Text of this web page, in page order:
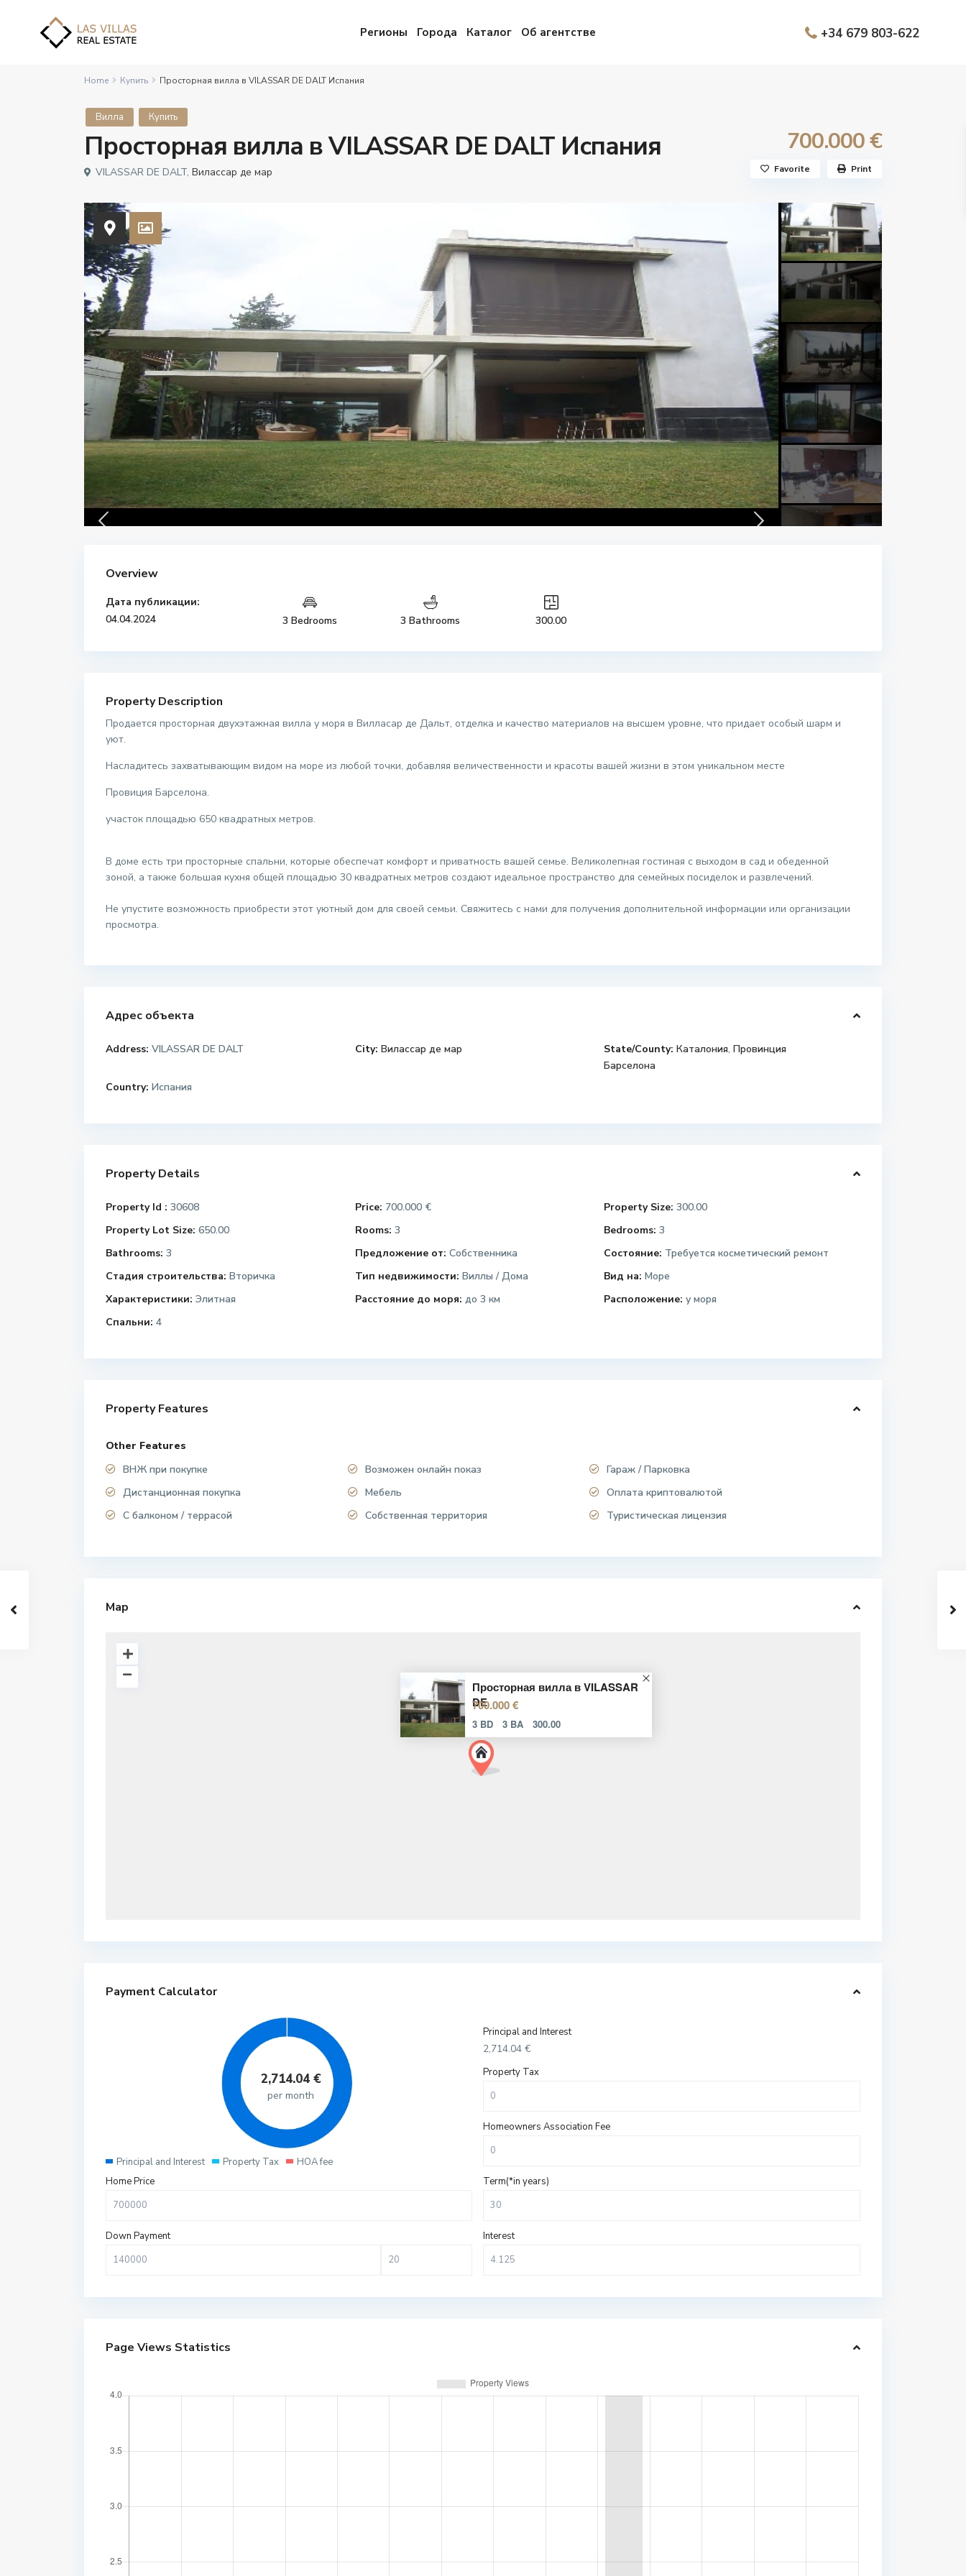
Регионы Города Каталог Об агентстве +34 679 803-622
Home Купить Просторная вилла в VILASSAR DE DALT Испания
Вилла Купить
Просторная вилла в VILASSAR DE DALT Испания 700.000 €
VILASSAR DE DALT, Вилассар де мар Favorite Print
Overview
Дата публикации:
04.04.2024
3 Bedrooms 3 Bathrooms 300.00
Property Description
Продается просторная двухэтажная вилла у моря в Вилласар де Дальт, отделка и качество материалов на высшем уровне, что придает особый шарм и
уют.
Насладитесь захватывающим видом на море из любой точки, добавляя величественности и красоты вашей жизни в этом уникальном месте
Провиция Барселона.
участок площадью 650 квадратных метров.
В доме есть три просторные спальни, которые обеспечат комфорт и приватность вашей семье. Великолепная гостиная с выходом в сад и обеденной
зоной, а также большая кухня общей площадью 30 квадратных метров создают идеальное пространство для семейных посиделок и развлечений.
Не упустите возможность приобрести этот уютный дом для своей семьи. Свяжитесь с нами для получения дополнительной информации или организации
просмотра.
Адрес объекта
Address: VILASSAR DE DALT City: Вилассар де мар State/County: Каталония, Провинция
Барселона
Country: Испания
Property Details
Property Id : 30608 Price: 700.000 € Property Size: 300.00
Property Lot Size: 650.00 Rooms: 3 Bedrooms: 3
Bathrooms: 3 Предложение от: Собственника Состояние: Требуется косметический ремонт
Стадия строительства: Вторичка Тип недвижимости: Виллы / Дома Вид на: Море
Характеристики: Элитная Расстояние до моря: до 3 км Расположение: у моря
Спальни: 4
Property Features
Other Features
ВНЖ при покупке
Возможен онлайн показ
Гараж / Парковка
Дистанционная покупка
Мебель
Оплата криптовалютой
С балконом / террасой
Собственная территория Туристическая лицензия
Map
Просторная вилла в VILASSAR
DE
700.000 €
3 BD 3 BA 300.00
Payment Calculator
2,714.04€
per month
Principal and Interest Property Tax HOA fee
Principal and Interest
2,714.04 €
Property Tax
Homeowners Association Fee
Home Price
Down Payment
Term(*in years)
Interest
Page Views Statistics